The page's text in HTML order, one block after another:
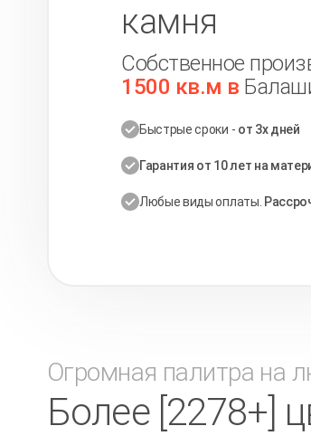
камня
Собственное
1500 кв.м в
Быстрые сроки - от 3х дней
Гарантия от 10 лет на
Любые виды оплаты.
Огромная палитра на
Более [2278+]